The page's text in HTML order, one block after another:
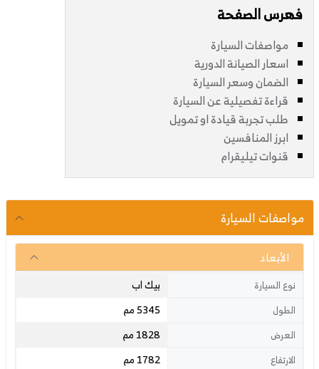
فهرس الصفحة
مواصفات السيارة
اسعار الصيانة الدورية
الضمان وسعر السيارة
قراءة تفصيلية عن السيارة
طلب تجربة قيادة او تمويل
ابرز المنافسين
قنوات تيليقرام
مواصفات السيارة
الأبعاد
نوع السيارة بيك اب
الطول 5345 مم
العرض 1828 مم
الارتفاع 1782 مم